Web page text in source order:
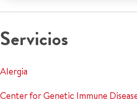
Servicios
Alergia
Center for Genetic Immune